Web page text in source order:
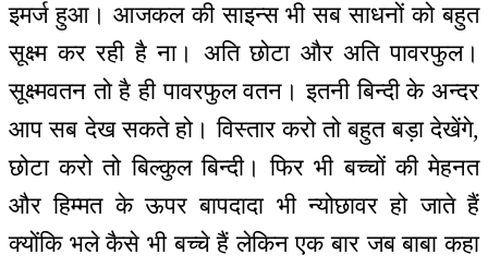
इमर्ज हुआ। आजकल की साइन्स भी सब साधनों को बहुत
सूक्ष्म कर रही है ना। अति छोटा और अति पावरफुल।
सूक्ष्मवतन तो है ही पावरफुल वतन। इतनी बिन्दी के अन्दर
आप सब देख सकते हो। विस्तार करो तो बहुत बड़ा देखेंगे,
छोटा करो तो बिल्कुल बिन्दी। फिर भी बच्चों की मेहनत
और हिम्मत के ऊपर बापदादा भी न्योछावर हो जाते हैं
क्योंकि भले कैसे भी बच्चे हैं लेकिन एक बार जब बाबा कहा